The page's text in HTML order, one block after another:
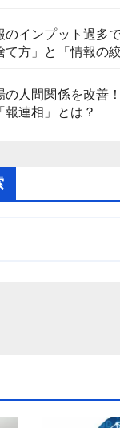
のインプット過多
て方」と「情報の
の人間関係を改善
報連相」とは？